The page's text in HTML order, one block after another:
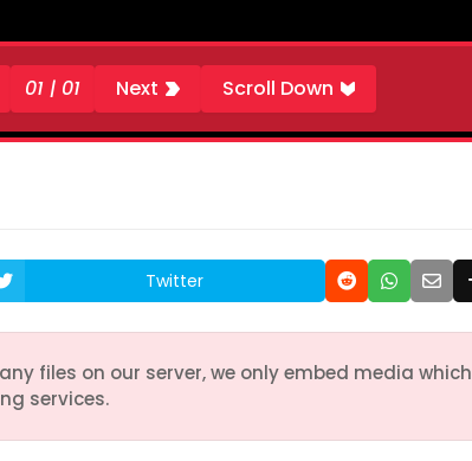
01 | 01 Next Scroll Down
Twitter
files on our server, we only embed media which
services.